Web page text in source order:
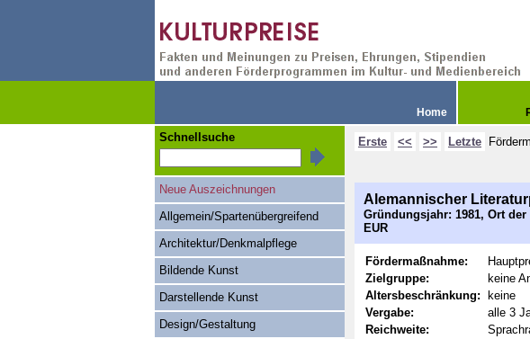
Home
Erste << >> Letzte
Alemannischer
Gründungsjahr: 1981, Ort
EUR
Fördermaßnahme:
Zielgruppe:
keine
Altersbeschränkung:
keine
Vergabe:
alle 3
Reichweite:
Schnellsuche
Neue Auszeichnungen
Allgemein/Spartenübergreifend
Architektur/Denkmalpflege
Bildende Kunst
Darstellende Kunst
Design/Gestaltung